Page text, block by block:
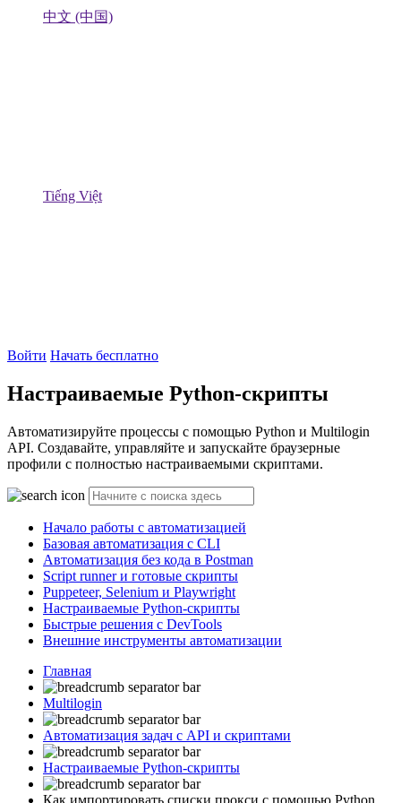
中文 (中国)
Tiếng Việt
Войти Начать бесплатно
Настраиваемые Python-скрипты
Автоматизируйте процессы с помощью Python и Multilogin
API. Создавайте, управляйте и запускайте браузерные
профили с полностью настраиваемыми скриптами.
Начало работы с автоматизацией
Базовая автоматизация с CLI
Автоматизация без кода в Postman
Script runner и готовые скрипты
Puppeteer, Selenium и Playwright
Настраиваемые Python-скрипты
Быстрые решения с DevTools
Внешние инструменты автоматизации
Главная
Multilogin
Автоматизация задач с API и скриптами
Настраиваемые Python-скрипты
Как импортировать списки прокси с помощью Python